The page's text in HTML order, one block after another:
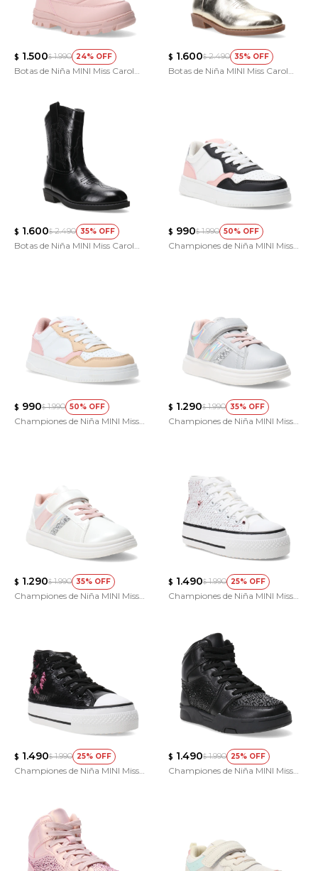
$ 1.500$ 1.990 24
Botas de Niña MINI Miss Carol
$ 1.600$ 2.490 35
Botas de Niña MINI Miss Carol
$ 1.600$ 2.490 35
Botas de Niña MINI Miss Carol
$ 990$ 1.990 50
Championes de Niña MINI Miss
$ 990$ 1.990 50
Championes de Niña MINI Miss
$ 1.290$ 1.990 35
Championes de Niña MINI Miss
$ 1.290$ 1.990 35
Championes de Niña MINI Miss
$ 1.490$ 1.990 25
Championes de Niña MINI Miss
$ 1.490$ 1.990 25
Championes de Niña MINI Miss
$ 1.490$ 1.990 25
Championes de Niña MINI Miss